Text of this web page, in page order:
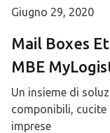
Giugno 29, 2020
Mail Boxes
MBE
Un insieme di
componibili, cucite
imprese